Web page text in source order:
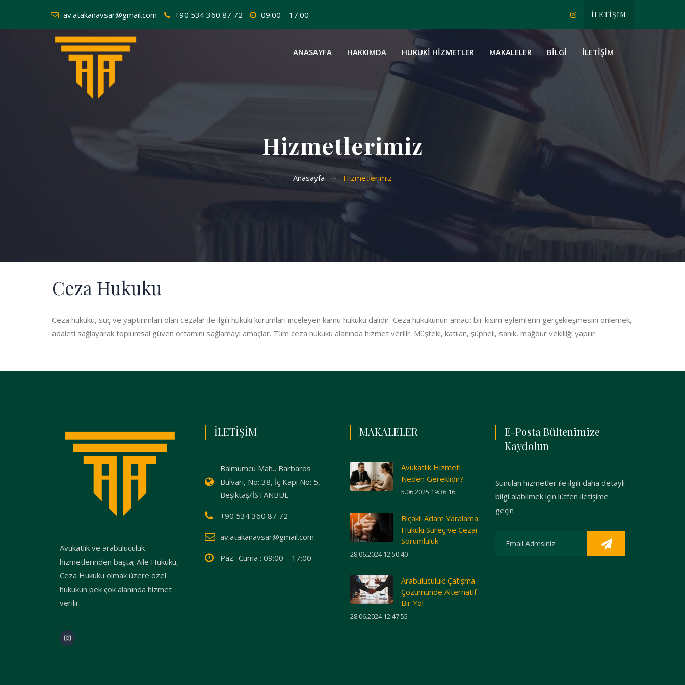
av.atakanavsar@gmail.com +90 534 360 87 72 09:00 – 17:00 İLETİŞİM
ANASAYFA HAKKIMDA HUKUKİ HİZMETLER MAKALELER BİLGİ İLETİŞİM
Hizmetlerimiz
Anasayfa Hizmetlerimiz
Ceza Hukuku
Ceza hukuku, suç ve yaptırımları olan cezalar ile ilgili hukuki kurumları inceleyen kamu hukuku dalıdır. Ceza hukukunun amacı; bir kısım eylemlerin gerçekleşmesini önlemek,
adaleti sağlayarak toplumsal güven ortamını sağlamayı amaçlar. Tüm ceza hukuku alanında hizmet verilir. Müşteki, katılan, şüpheli, sanık, mağdur vekilliği yapılır.
Avukatlık ve arabuluculuk
hizmetlerinden başta; Aile Hukuku,
Ceza Hukuku olmak üzere özel
hukukun pek çok alanında hizmet
verilir.
İLETİŞİM
Balmumcu Mah., Barbaros
Bulvarı, No: 38, İç Kapı No: 5,
Beşiktaş/İSTANBUL
+90 534 360 87 72
av.atakanavsar@gmail.com
Paz- Cuma : 09:00 – 17:00
MAKALELER
Avukatlık Hizmeti
Neden Gereklidir?
5.06.2025 19:36:16
Bıçaklı Adam Yaralama:
Hukuki Süreç ve Cezai
Sorumluluk
28.06.2024 12:50:40
Arabuluculuk: Çatışma
Çözümünde Alternatif
Bir Yol
28.06.2024 12:47:55
E-Posta Bültenimize
Kaydolun
Sunulan hizmetler ile ilgili daha detaylı
bilgi alabilmek için lütfen iletişime
geçin